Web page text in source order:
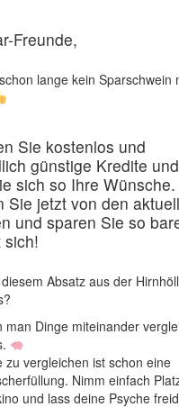
Freunde,
lange kein Sparschwein
Sie kostenlos und
günstige Kredite und
sich so Ihre Wünsche.
Sie jetzt von den
und sparen Sie so
sich!
Absatz aus der
man Dinge miteinander
zu vergleichen ist schon eine
Nimm einfach
und lass deine Psyche